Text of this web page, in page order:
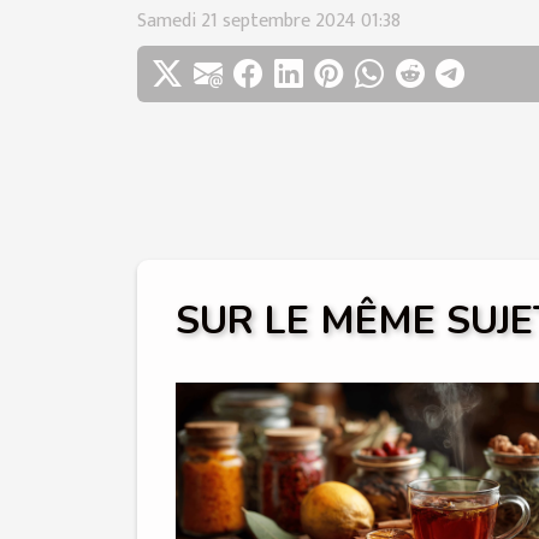
Samedi 21 septembre 2024 01:38
SUR LE MÊME